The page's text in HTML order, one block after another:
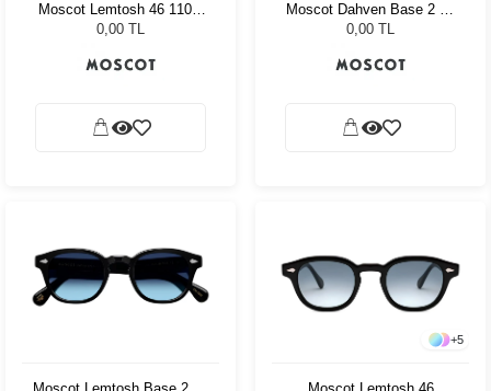
Moscot Lemtosh 46 110 Ii
Blue Celebrity Blue
0,00 TL
Moscot Dahven Base 2 47
Black Denim Blue
0,00 TL
+5